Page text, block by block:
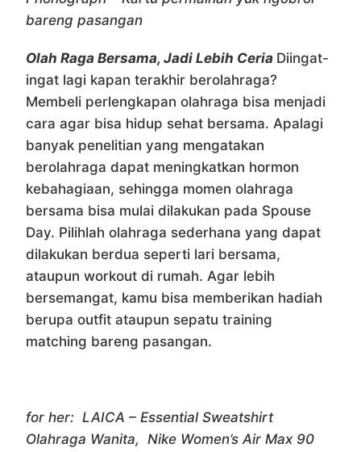
bareng pasangan
Olah Raga Bersama, Jadi Lebih Ceria Diingat-
ingat lagi kapan terakhir berolahraga?
Membeli perlengkapan olahraga bisa menjadi
cara agar bisa hidup sehat bersama. Apalagi
banyak penelitian yang mengatakan
berolahraga dapat meningkatkan hormon
kebahagiaan, sehingga momen olahraga
bersama bisa mulai dilakukan pada Spouse
Day. Pilihlah olahraga sederhana yang dapat
dilakukan berdua seperti lari bersama,
ataupun workout di rumah. Agar lebih
bersemangat, kamu bisa memberikan hadiah
berupa outfit ataupun sepatu training
matching bareng pasangan.
for her: LAICA – Essential Sweatshirt
Olahraga Wanita, Nike Women’s Air Max 90